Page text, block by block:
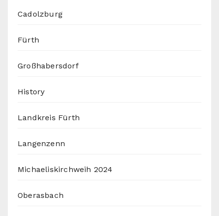
Cadolzburg
Fürth
Großhabersdorf
History
Landkreis Fürth
Langenzenn
Michaeliskirchweih 2024
Oberasbach